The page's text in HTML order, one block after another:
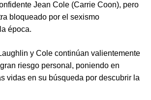
Jean Cole (Carrie Coon), pero
bloqueado por el sexismo
época.
y Cole continúan valientemente
riesgo personal, poniendo en
vidas en su búsqueda por descubrir la